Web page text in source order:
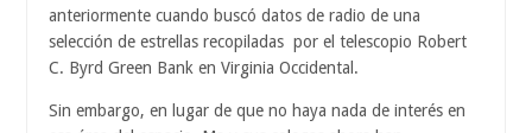
anteriormente cuando buscó datos de radio de una
selección de estrellas recopiladas por el telescopio Robert
C. Byrd Green Bank en Virginia Occidental.
Sin embargo, en lugar de que no haya nada de interés en